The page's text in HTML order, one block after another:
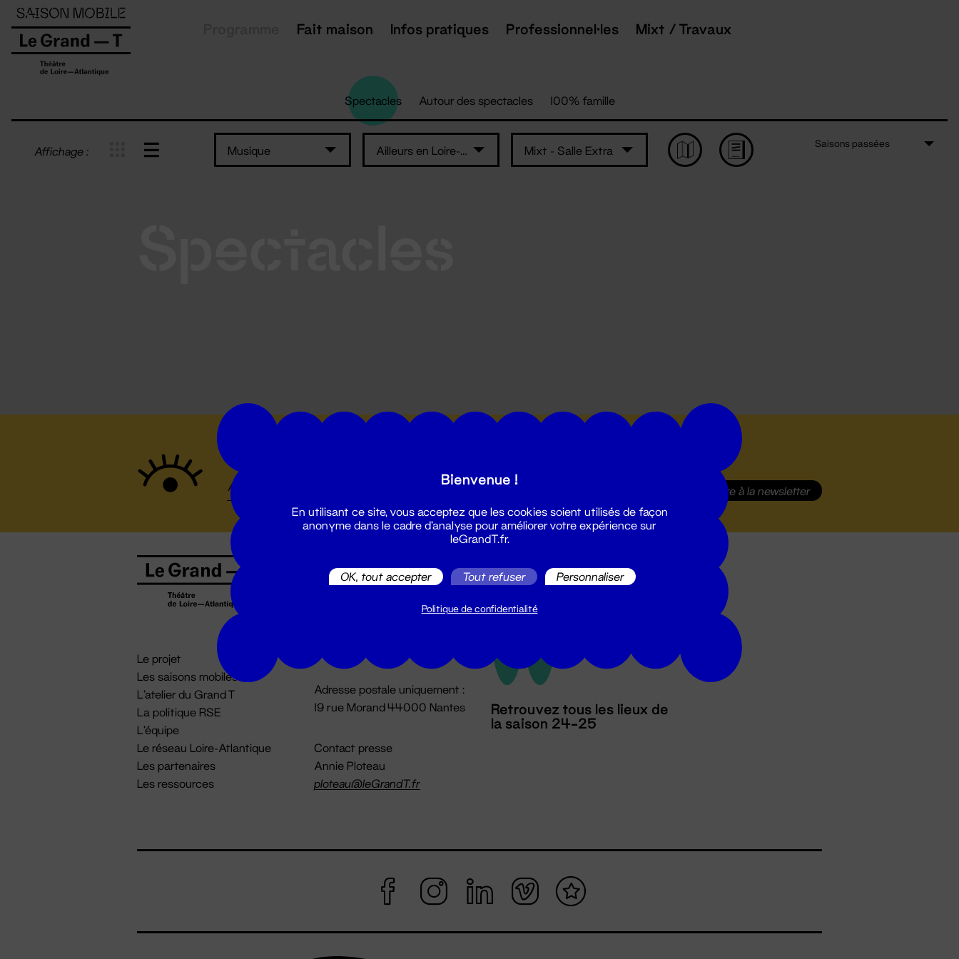
Fait maison Infos pratiques Professionnel·les Mixt / Travaux
Spectacles Autour des spectacles 100% famille
Affichage : Musique Ailleurs en Loire-Atlantique Mixt - Salle Extra
Saisons passées
S'inscrire à la newsletter
Le projet
Les saisons mobiles
L'atelier du Grand T
La politique RSE
L'équipe
Le réseau Loire-Atlantique
Les partenaires
Les ressources
02 51 88 25 25
Du lundi au vendredi 14h → 18h
Adresse postale uniquement :
19 rue Morand 44000 Nantes
Contact presse
Annie Ploteau
ploteau@leGrandT.fr
Retrouvez tous les lieux de
la saison 24-25
Panneau de gestion des cookies
Bienvenue !
En utilisant ce site, vous acceptez que les cookies soient utilisés de façon
anonyme dans le cadre d'analyse pour améliorer votre expérience sur
leGrandT.fr.
OK, tout accepter Tout refuser Personnaliser
Politique de confidentialité